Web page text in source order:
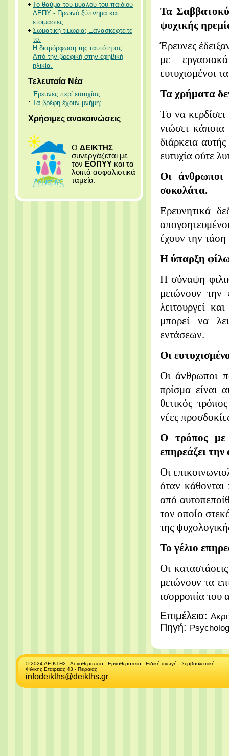
Το θαύμα του μυαλού του παιδιού
ΔΕΠΥ - Πρωϊνό ξύπνημα και
ετοιμασίες
Σωματική τιμωρία; Ξανασκεφτείτε
το.
Η διαμόρφωση της ταυτότητας.
Από την βρεφική στην εφηβική
ηλικία.
Τελευταία Νέα
Έρευνες περί ευτυχίας
Τα βρέφη έχουν μνήμη;
Χρήσιμες ανακοινώσεις
Ο ΔΕΙΚΤΗΣ
συνεργάζεται με
τον ΕΟΠΥΥ και τα
λοιπά ασφαλιστικά
ταμεία.
Τα
ψυχικής
Έρευνες
με
ευτυχισμένοι
Τα χρήματα
Το να
νιώσει κάποια
διάρκεια
ευτυχία ούτε
Οι άνθρωποι
σοκολάτα.
Ερευνητικά
έχουν την
Η ύπαρξη
Η σύναψη
μειώνουν την
λειτουργεί
μπορεί να
εντάσεων.
Οι
Οι άνθρωποι
πρίσμα είναι
θετικός
νέες
Ο τρόπος με
επηρεάζει
Οι
όταν κάθονται
από
τον οποίο
της
Το γέλιο
Οι
μειώνουν τα
ισορροπία του
Επιμέλεια:
Πηγή:
© 2024 ΔΕΙΚΤΗΣ , Λογοθεραπεία - Εργοθεραπεία - Ειδική αγωγή - Συμβουλευτική
Φιλικης Εταιρειας 43 - Πειραιάς
infodeikths@deikths.gr